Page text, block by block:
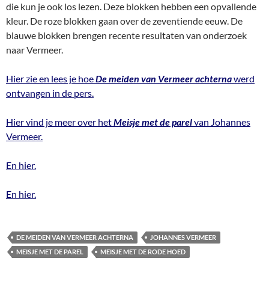
die kun je ook los lezen. Deze blokken hebben een opvallende
kleur. De roze blokken gaan over de zeventiende eeuw. De
blauwe blokken brengen recente resultaten van onderzoek
naar Vermeer.
Hier zie en lees je hoeDe meiden van Vermeer achternawerd
ontvangen in de pers.
Hier vind je meer over hetMeisje met de parelvan Johannes
Vermeer.
En hier.
En hier.
DE MEIDEN VAN VERMEER ACHTERNA
JOHANNES VERMEER
MEISJE MET DE PAREL
MEISJE MET DE RODE HOED